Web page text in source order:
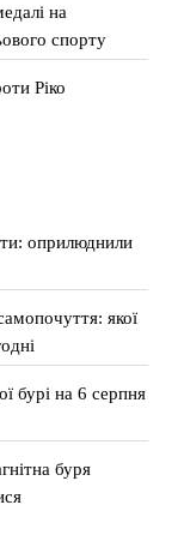
на
спорту
Ріко
оприлюднили
якої
бурі на 6 серпня
буря